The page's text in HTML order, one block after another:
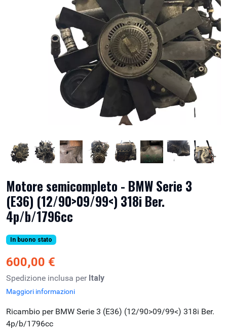
Motore semicompleto - BMW Serie 3
(E36) (12/90>09/99<) 318i Ber.
4p/b/1796cc
In buono stato
600,00 €
Spedizione inclusa per Italy
Maggiori informazioni
Ricambio per BMW Serie 3 (E36) (12/90>09/99<) 318i Ber.
4p/b/1796cc